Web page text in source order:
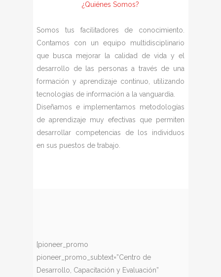
¿Quiénes Somos?
Somos tus facilitadores de conocimiento.
Contamos con un equipo multidisciplinario
que busca mejorar la calidad de vida y el
desarrollo de las personas a través de una
formación y aprendizaje continuo, utilizando
tecnologías de información a la vanguardia.
Diseñamos e implementamos metodologías
de aprendizaje muy efectivas que permiten
desarrollar competencias de los individuos
en sus puestos de trabajo.
[pioneer_promo
pioneer_promo_subtext=”Centro de
Desarrollo, Capacitación y Evaluación”